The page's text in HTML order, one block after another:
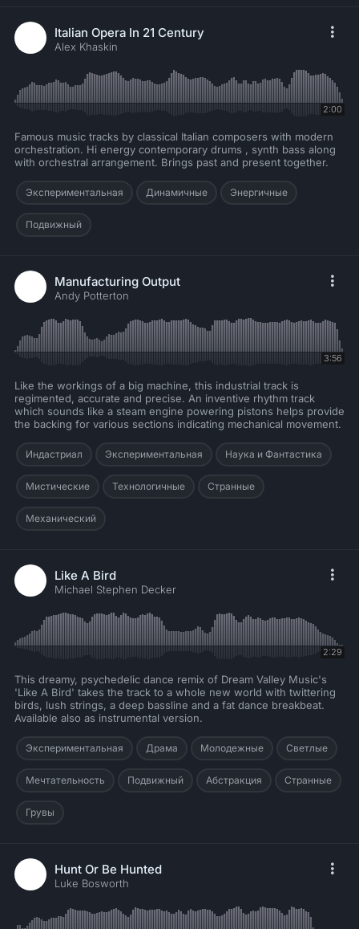
Italian Opera In 21 Century
Alex Khaskin
2:00
Famous music tracks by classical Italian composers with modern
orchestration. Hi energy contemporary drums , synth bass along
with orchestral arrangement. Brings past and present together.
Экспериментальная Динамичные Энергичные
Подвижный
Manufacturing Output
Andy Potterton
3:56
Like the workings of a big machine, this industrial track is
regimented, accurate and precise. An inventive rhythm track
which sounds like a steam engine powering pistons helps provide
the backing for various sections indicating mechanical movement.
Индастриал Экспериментальная Наука и Фантастика
Мистические Технологичные Странные
Механический
Like A Bird
Michael Stephen Decker
2:29
This dreamy, psychedelic dance remix of Dream Valley Music's
'Like A Bird' takes the track to a whole new world with twittering
birds, lush strings, a deep bassline and a fat dance breakbeat.
Available also as instrumental version.
Экспериментальная Драма Молодежные Светлые
Мечтательность Подвижный Абстракция Странные
Грувы
Hunt Or Be Hunted
Luke Bosworth